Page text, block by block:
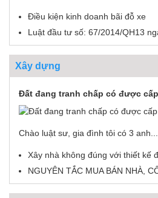
Điều kiện kinh doanh bãi đỗ xe
Luật đầu tư số: 67/2014/QH13
Xây dựng
Đất đang tranh chấp có được
Chào luật sư, gia đình tôi có 3 anh...
Xây nhà không đúng với thiết kế
NGUYÊN TẮC MUA BÁN NHÀ,